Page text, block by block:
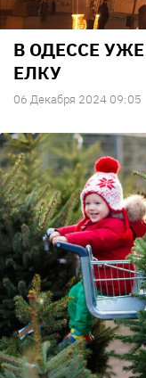
В ОДЕССЕ
ЕЛКУ
06 Декабря 2024 09:05